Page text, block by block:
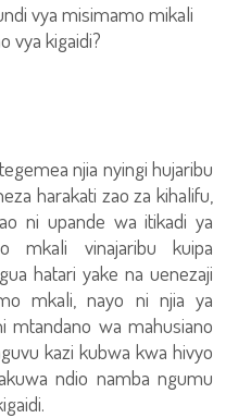
vya misimamo mikali
vya kigaidi?
njia nyingi hujaribu
harakati zao za kihalifu,
ni upande wa itikadi ya
mkali vinajaribu kuipa
hatari yake na uenezaji
mkali, nayo ni njia ya
mtandano wa mahusiano
kazi kubwa kwa hivyo
ndio namba ngumu